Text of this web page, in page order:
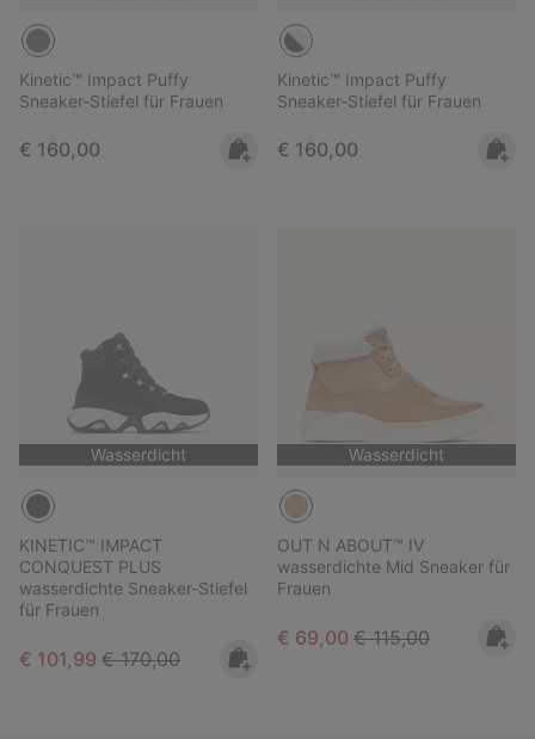
Kinetic™ Impact Puffy
Sneaker-Stiefel für Frauen
Regular price:
€ 160,00
Kinetic™ Impact Puffy
Sneaker-Stiefel für Frauen
Regular price:
€ 160,00
Wasserdicht
KINETIC™ IMPACT
CONQUEST PLUS
wasserdichte Sneaker-Stiefel
für Frauen
Sale price:
€ 101,99 Regular price:
€ 170,00
Wasserdicht
OUT N ABOUT™ IV
wasserdichte Mid Sneaker für
Frauen
Sale price:
€ 69,00 Regular price:
€ 115,00